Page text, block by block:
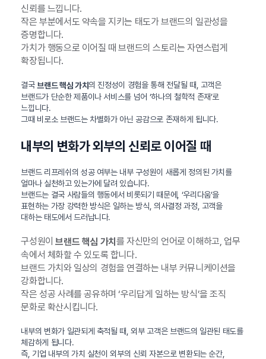
신뢰를 느낍니다.
작은 부분에서도 약속을 지키는 태도가 브랜드의 일관성을
증명합니다.
가치가 행동으로 이어질 때 브랜드의 스토리는 자연스럽게
확장됩니다.
결국브랜드 핵심 가치의 진정성이 경험을 통해 전달될 때, 고객은
브랜드가 단순한 제품이나 서비스를 넘어 ‘하나의 철학적 존재’로
느낍니다.
그때 비로소 브랜드는 차별화가 아닌 공감으로 존재하게 됩니다.
내부의 변화가 외부의 신뢰로 이어질 때
브랜드 리프레쉬의 성공 여부는 내부 구성원이 새롭게 정의된 가치를
얼마나 실천하고 있는가에 달려 있습니다.
브랜드는 결국 사람들의 행동에서 비롯되기 때문에, ‘우리다움’을
표현하는 가장 강력한 방식은 일하는 방식, 의사결정 과정, 고객을
대하는 태도에서 드러납니다.
구성원이브랜드 핵심 가치 를 자신만의 언어로 이해하고, 업무
속에서 체화할 수 있도록 합니다.
브랜드 가치와 일상의 경험을 연결하는 내부 커뮤니케이션을
강화합니다.
작은 성공 사례를 공유하며 ‘우리답게 일하는 방식’을 조직
문화로 확산시킵니다.
내부의 변화가 일관되게 축적될 때, 외부 고객은 브랜드의 일관된 태도를
체감하게 됩니다.
즉, 기업 내부의 가치 실천이 외부의 신뢰 자본으로 변환되는 순간,